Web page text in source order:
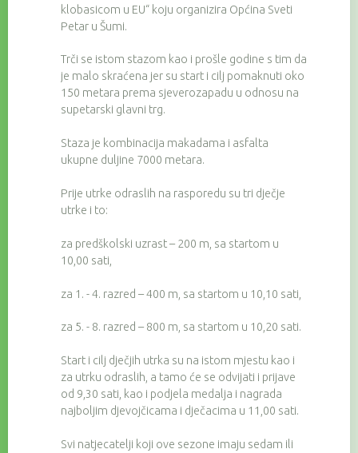
klobasicom u EU“ koju organizira Općina Sveti
Petar u Šumi.
Trči se istom stazom kao i prošle godine s tim da
je malo skraćena jer su start i cilj pomaknuti oko
150 metara prema sjeverozapadu u odnosu na
supetarski glavni trg.
Staza je kombinacija makadama i asfalta
ukupne duljine 7000 metara.
Prije utrke odraslih na rasporedu su tri dječje
utrke i to:
za predškolski uzrast – 200 m, sa startom u
10,00 sati,
za 1. - 4. razred – 400 m, sa startom u 10,10 sati,
za 5. - 8. razred – 800 m, sa startom u 10,20 sati.
Start i cilj dječjih utrka su na istom mjestu kao i
za utrku odraslih, a tamo će se odvijati i prijave
od 9,30 sati, kao i podjela medalja i nagrada
najboljim djevojčicama i dječacima u 11,00 sati.
Svi natjecatelji koji ove sezone imaju sedam ili